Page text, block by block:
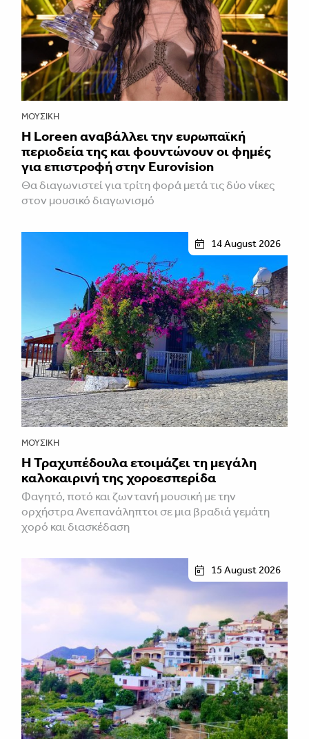
ΜΟΥΣΙΚΉ
Η Loreen αναβάλλει την ευρωπαϊκή
περιοδεία της και φουντώνουν οι φημές
για επιστροφή στην Eurovision
Θα διαγωνιστεί για τρίτη φορά μετά τις δύο νίκες
στον μουσικό διαγωνισμό
14 August 2026
ΜΟΥΣΙΚΉ
Η Τραχυπέδουλα ετοιμάζει τη μεγάλη
καλοκαιρινή της χοροεσπερίδα
Φαγητό, ποτό και ζωντανή μουσική με την
ορχήστρα Ανεπανάληπτοι σε μια βραδιά γεμάτη
χορό και διασκέδαση
15 August 2026